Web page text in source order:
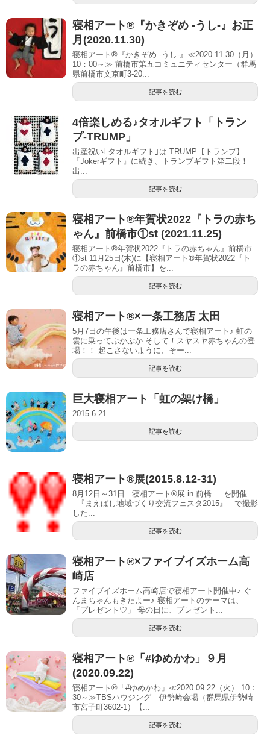
寝相アート®『かきぞめ -うし-』お正
月(2020.11.30)
寝相アート®『かきぞめ -うし-』≪2020.11.30（月）
10：00～≫ 前橋市第五コミュニティセンター（群馬
県前橋市文京町3-20...
記事を読む
4倍楽しめる♪タオルギフト「トラン
プ-TRUMP」
出産祝い｢タオルギフト｣は TRUMP【トランプ】
『Jokerギフト』に続き、トランプギフト第二段！
出...
記事を読む
寝相アート®︎年賀状2022『トラの赤ち
ゃん』前橋市①st (2021.11.25)
寝相アート®年賀状2022『トラの赤ちゃん』前橋市
①st 11月25日(木)に【寝相アート®︎年賀状2022『ト
ラの赤ちゃん』前橋市】を...
記事を読む
寝相アート®︎×一条工務店 太田
5月7日の午後は一条工務店さんで寝相アート♪ 虹の
雲に乗ってぷかぷか そして！スヤスヤ赤ちゃんの登
場！！ 起こさないように、そー...
記事を読む
巨大寝相アート「虹の架け橋」
2015.6.21
記事を読む
寝相アート®展(2015.8.12-31)
8月12日～31日 寝相アート®展 in 前橋 を開催
『まえばし地域づくり交流フェスタ2015』 で撮影
した...
記事を読む
寝相アート®︎×ファイブイズホーム高
崎店
ファイブイズホーム高崎店で寝相アート開催中♪ ぐ
んまちゃんもきたよー♪ 寝相アートのテーマは、
「プレゼント♡」 母の日に、プレゼント...
記事を読む
寝相アート®「#ゆめかわ」９月
(2020.09.22)
寝相アート®「#ゆめかわ」≪2020.09.22（火） 10：
30～≫TBSハウジング 伊勢崎会場（群馬県伊勢崎
市宮子町3602-1）【...
記事を読む